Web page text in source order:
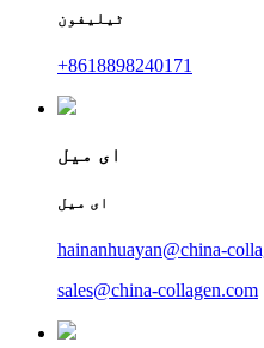
ٹیلیفون
+8618898240171
ای میل
ای میل
hainanhuayan@china-
sales@china-collagen.com